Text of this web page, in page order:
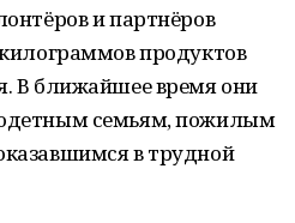
и партнёров
продуктов
В ближайшее время они
семьям, пожилым
в трудной